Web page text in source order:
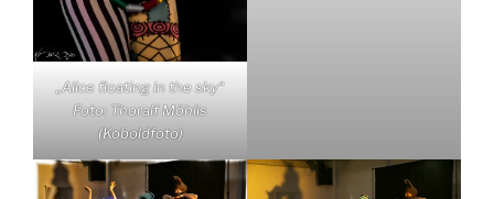
„Alice floating in the sky“
Foto: Thoralf Möhlis
(Koboldfoto)